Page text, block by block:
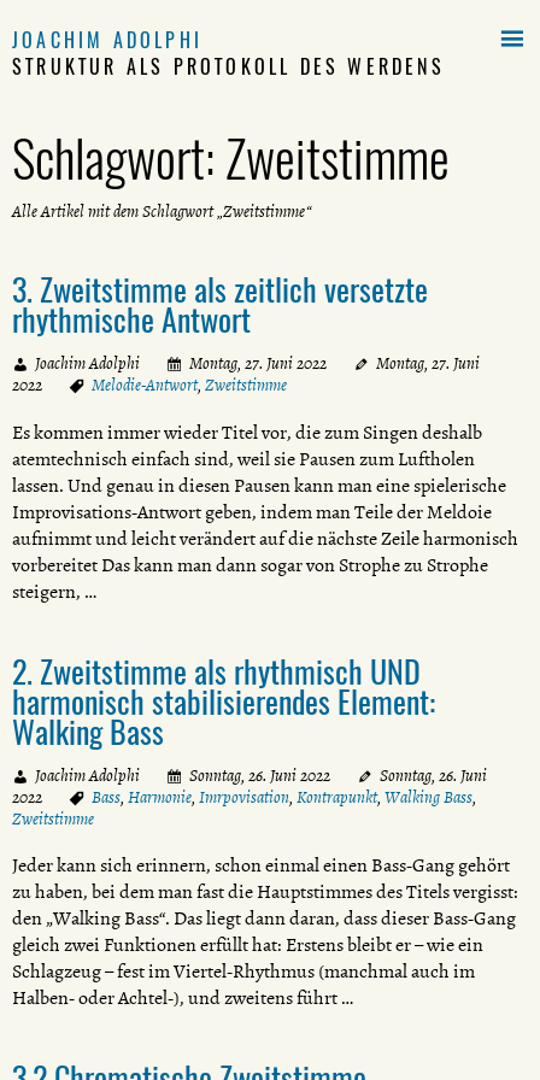
JOACHIM ADOLPHI
STRUKTUR ALS PROTOKOLL DES WERDENS
Schlagwort:Zweitstimme
Alle Artikel mit dem Schlagwort „Zweitstimme“
3. Zweitstimme als zeitlich versetzte
rhythmische Antwort
Joachim Adolphi Montag, 27. Juni 2022
Montag, 27. Juni
2022
Melodie-Antwort, Zweitstimme
Es kommen immer wieder Titel vor, die zum Singen deshalb
atemtechnisch einfach sind, weil sie Pausen zum Luftholen
lassen. Und genau in diesen Pausen kann man eine spielerische
Improvisations-Antwort geben, indem man Teile der Meldoie
aufnimmt und leicht verändert auf die nächste Zeile harmonisch
vorbereitet Das kann man dann sogar von Strophe zu Strophe
steigern, …
2. Zweitstimme als rhythmisch UND
harmonisch stabilisierendes Element:
Walking Bass
Joachim Adolphi Sonntag, 26. Juni 2022
Sonntag, 26. Juni
2022
Bass, Harmonie, Imrpovisation, Kontrapunkt, Walking Bass,
Zweitstimme
Jeder kann sich erinnern, schon einmal einen Bass-Gang gehört
zu haben, bei dem man fast die Hauptstimmes des Titels vergisst:
den „Walking Bass“. Das liegt dann daran, dass dieser Bass-Gang
gleich zwei Funktionen erfüllt hat: Erstens bleibt er – wie ein
Schlagzeug – fest im Viertel-Rhythmus (manchmal auch im
Halben- oder Achtel-), und zweitens führt …
